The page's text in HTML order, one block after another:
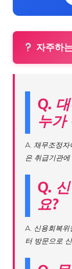
자주하
Q.
누가
A. 채무조정자
은 취급기관
Q.
요?
A. 신용회복위
터 방문으로